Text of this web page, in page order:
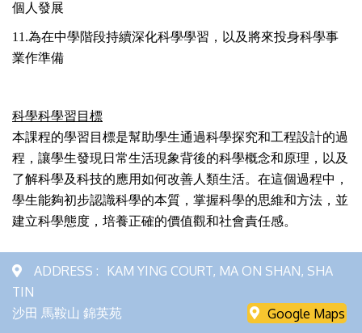
個人發展
11.為在中學階段持續深化科學學習，以及將來投身科學事
業作準備
科學科學習目標
本課程的學習目標是幫助學生通過科學探究和工程設計的過
程，讓學生發現日常生活現象背後的科學概念和原理，以及
了解科學及科技的應用如何改善人類生活。在這個過程中，
學生能夠初步認識科學的本質，掌握科學的思維和方法，並
建立科學態度，培養正確的價值觀和社會責任感。
ADDRESS : KAM YING COURT, MA ON SHAN, SHA
TIN
沙田 馬鞍山 錦英苑
Google Maps